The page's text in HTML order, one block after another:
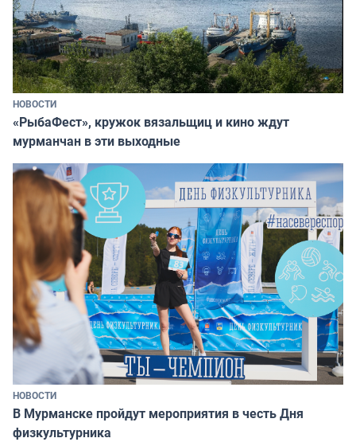
НОВОСТИ
«РыбаФест», кружок вязальщиц и кино ждут
мурманчан в эти выходные
НОВОСТИ
В Мурманске пройдут мероприятия в честь Дня
физкультурника